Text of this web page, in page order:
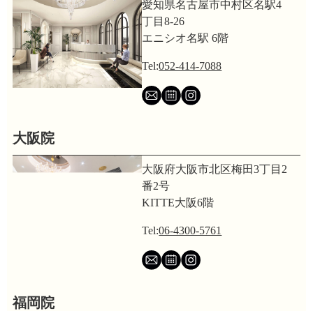
愛知県名古屋市中村区名駅4
丁目8-26
エニシオ名駅 6階
Tel:052-414-7088
大阪院
大阪府大阪市北区梅田3丁目2
番2号
KITTE大阪6階
Tel:06-4300-5761
福岡院